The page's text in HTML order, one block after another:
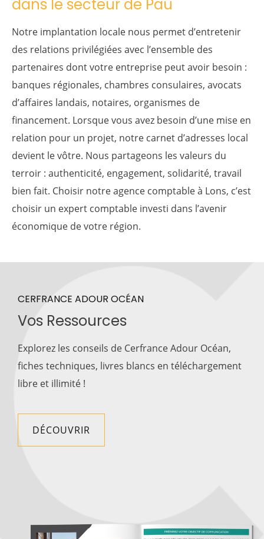
dans le secteur de Pau
Notre implantation locale nous permet d’entretenir
des relations privilégiées avec l’ensemble des
partenaires dont votre entreprise peut avoir besoin :
banques régionales, chambres consulaires, avocats
d’affaires landais, notaires, organismes de
financement. Lorsque vous avez besoin d’une mise en
relation pour un projet, notre carnet d’adresses local
devient le vôtre. Nous partageons les valeurs du
terroir : authenticité, engagement, solidarité, travail
bien fait. Choisir notre agence comptable à Lons, c’est
choisir un expert comptable investi dans l’avenir
économique de votre région.
CERFRANCE ADOUR OCÉAN
Vos Ressources
Explorez les conseils de Cerfrance Adour Océan,
fiches techniques, livres blancs en téléchargement
libre et illimité !
DÉCOUVRIR